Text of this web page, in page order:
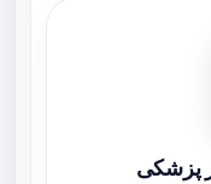
پزشکی